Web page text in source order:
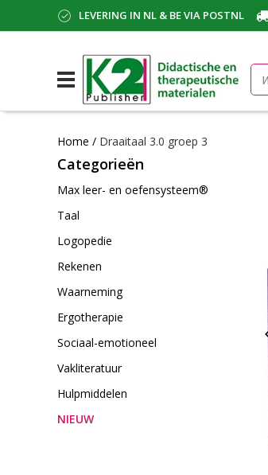
LEVERING IN NL & BE VIA POSTNL
Home / Draaitaal 3.0 groep 3
Categorieën
Max leer- en oefensysteem®
Taal
Logopedie
Rekenen
Waarneming
Ergotherapie
Sociaal-emotioneel
Vakliteratuur
Hulpmiddelen
NIEUW